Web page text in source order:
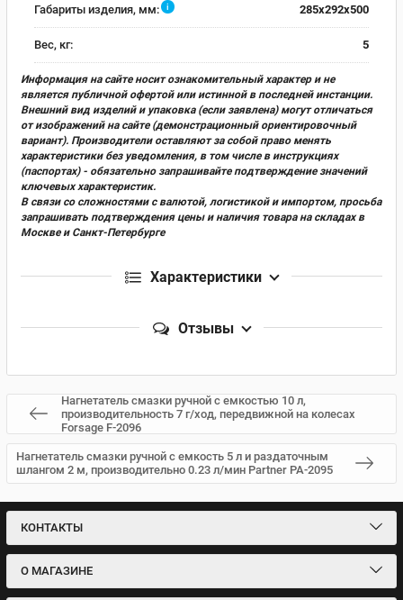
Габариты изделия, мм: i 285х292х500
Вес, кг: 5
Информация на сайте носит ознакомительный характер и не
является публичной офертой или истинной в последней инстанции.
Внешний вид изделий и упаковка (если заявлена) могут отличаться
от изображений на сайте (демонстрационный ориентировочный
вариант). Производители оставляют за собой право менять
характеристики без уведомления, в том числе в инструкциях
(паспортах) - обязательно запрашивайте подтверждение значений
ключевых характеристик.
В связи со сложностями с валютой, логистикой и импортом, просьба
запрашивать подтверждения цены и наличия товара на складах в
Москве и Санкт-Петербурге
Характеристики
Отзывы
Нагнетатель смазки ручной с емкостью 10 л,
производительность 7 г/ход, передвижной на колесах
Forsage F-2096
Нагнетатель смазки ручной с емкость 5 л и раздаточным
шлангом 2 м, производительно 0.23 л/мин Partner PA-2095
КОНТАКТЫ
О МАГАЗИНЕ